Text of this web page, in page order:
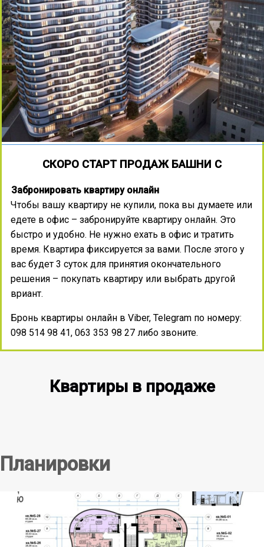
СКОРО СТАРТ ПРОДАЖ БАШНИ С
Забронировать квартиру онлайн
Чтобы вашу квартиру не купили, пока вы думаете или
едете в офис – забронируйте квартиру онлайн. Это
быстро и удобно. Не нужно ехать в офис и тратить
время. Квартира фиксируется за вами. После этого у
вас будет 3 суток для принятия окончательного
решения – покупать квартиру или выбрать другой
вриант.
Бронь квартиры онлайн в Viber, Telegram по номеру:
098 514 98 41, 063 353 98 27 либо звоните.
Квартиры в продаже
Планировки